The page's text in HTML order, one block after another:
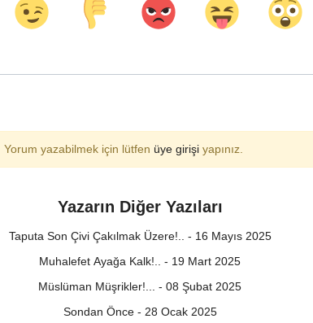
Yorum yazabilmek için lütfen üye girişiyapınız.
Yazarın Diğer Yazıları
Taputa Son Çivi Çakılmak Üzere!.. - 16 Mayıs 2025
Muhalefet Ayağa Kalk!.. - 19 Mart 2025
Müslüman Müşrikler!... - 08 Şubat 2025
Sondan Önce - 28 Ocak 2025